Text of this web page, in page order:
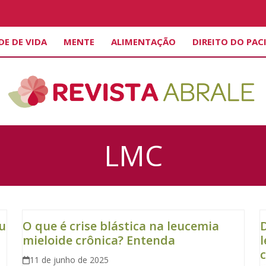
DE VIDA MENTE ALIMENTAÇÃO DIREITO DO
LMC
O que é crise blástica na leucemia
mieloide crônica? Entenda
11 de junho de 2025